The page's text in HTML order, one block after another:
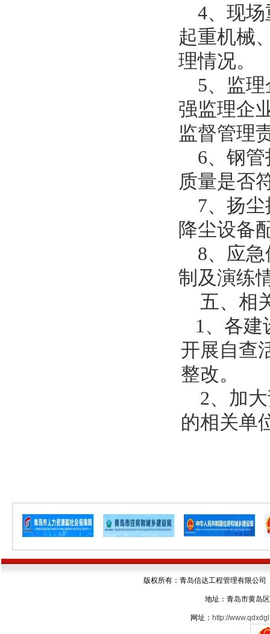
4、现
起重机械
理情况。
5、监
强监理企
监督管理
6、钢
质量是否
7、扬
降尘设备
8、应
制及演练
五、相
1、各建
开展自查
整改。
2、 加
的相关单
版权所有：青岛信达工程管理有限公
地址：青岛市黄岛
网址： http://